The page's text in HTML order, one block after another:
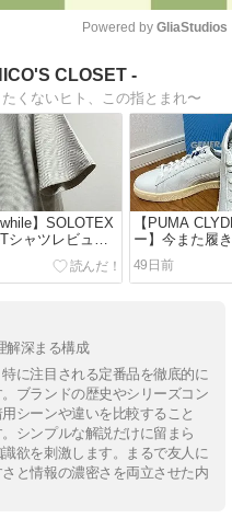
Powered by GliaStudios
CLOSET -
くないヒト、この指とまれ〜
】SOLOTEX
シャツレビュー
した理由
【PUMA
ー】今また履
ニーカー｜
いも解説
49日前
解深まる構成
に注目される定番品を徹底的に
ブランドの歴史やシリーズコン
シーンや違いを比較すること
シンプルな解説だけに留まら
欲を刺激します。まるで友人に
と情報の濃密さを両立させた内